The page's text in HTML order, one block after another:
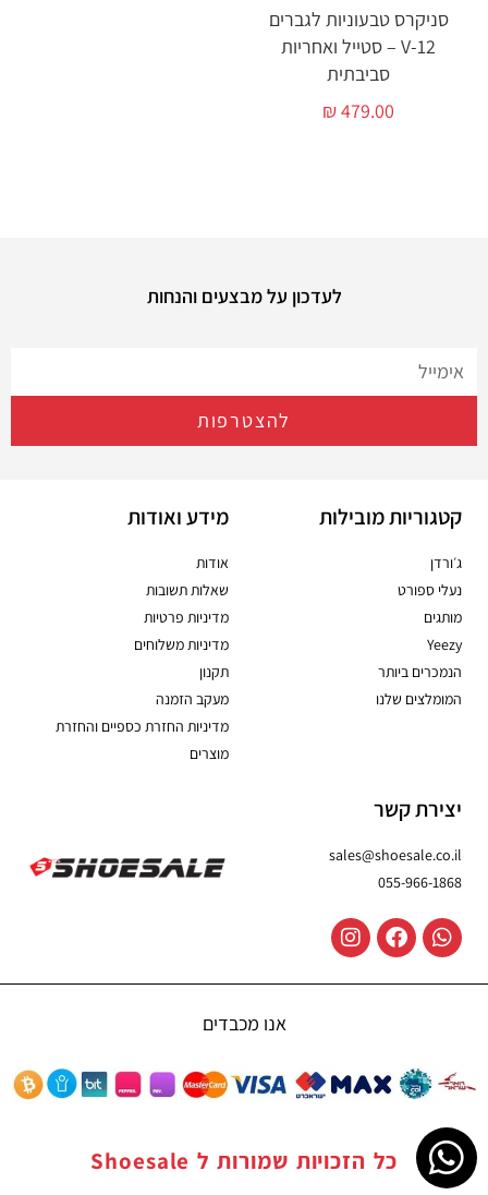
סניקרס טבעוניות לגברים
V-12 – סטייל ואחריות
סביבתית
₪479.00
לעדכון על מבצעים והנחות
להצטרפות
קטגוריות מובילות
ג׳ורדן
נעלי ספורט
מותגים
Yeezy
הנמכרים ביותר
המומלצים שלנו
מידע ואודות
אודות
שאלות תשובות
מדיניות פרטיות
מדיניות משלוחים
תקנון
מעקב הזמנה
מדיניות החזרת כספיים והחזרת
מוצרים
יצירת קשר
sales@shoesale.co.il
055-966-1868
אנו מכבדים
כל הזכויות שמורות ל Shoesale